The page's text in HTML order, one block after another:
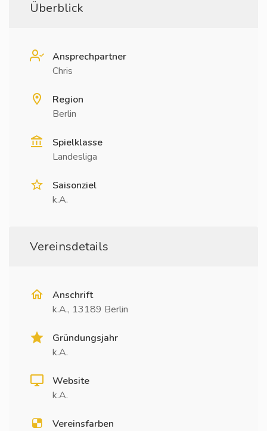
Überblick
Ansprechpartner
Chris
Region
Berlin
Spielklasse
Landesliga
Saisonziel
k.A.
Vereinsdetails
Anschrift
k.A., 13189 Berlin
Gründungsjahr
k.A.
Website
k.A.
Vereinsfarben